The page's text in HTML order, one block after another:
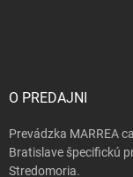
O PREDAJNI
Prevádzka MARREA
Bratislave špecifickú
Stredomoria.